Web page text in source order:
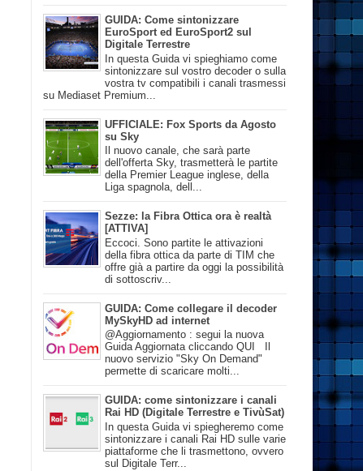
GUIDA: Come sintonizzare
EuroSport ed EuroSport2 sul
Digitale Terrestre
In questa Guida vi spieghiamo come
sintonizzare sul vostro decoder o sulla
vostra tv compatibili i canali trasmessi
su Mediaset Premium...
UFFICIALE: Fox Sports da Agosto
su Sky
Il nuovo canale, che sarà parte
dell'offerta Sky, trasmetterà le partite
della Premier League inglese, della
Liga spagnola, dell...
Sezze: la Fibra Ottica ora è realtà
[ATTIVA]
Eccoci. Sono partite le attivazioni
della fibra ottica da parte di TIM che
offre già a partire da oggi la possibilità
di sottoscriv...
GUIDA: Come collegare il decoder
MySkyHD ad internet
@Aggiornamento : segui la nuova
Guida Aggiornata cliccando QUI Il
nuovo servizio "Sky On Demand"
permette di scaricare molti...
GUIDA: come sintonizzare i canali
Rai HD (Digitale Terrestre e TivùSat)
In questa Guida vi spiegheremo come
sintonizzare i canali Rai HD sulle varie
piattaforme che li trasmettono, ovvero
sul Digitale Terr...